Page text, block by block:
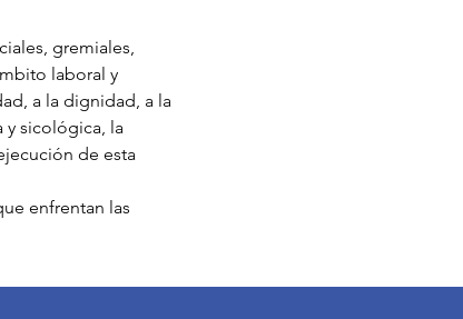
gremiales,
laboral y
a la dignidad, a la
y sicológica, la
de esta
enfrentan las